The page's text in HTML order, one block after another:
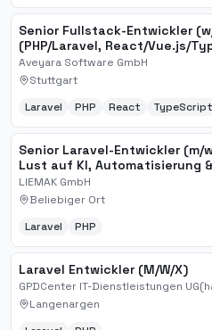
Senior Fullstack-Entwickler
(PHP/Laravel, React/Vue.js/
Aveyara Software GmbH
Stuttgart
Laravel PHP React TypeScript
Senior Laravel-Entwickler (m/
Lust auf KI, Automatisierung
Mitgestaltung
LIEMAK GmbH
Beliebiger Ort
Laravel PHP
Laravel Entwickler (M/W/X)
Langenargen